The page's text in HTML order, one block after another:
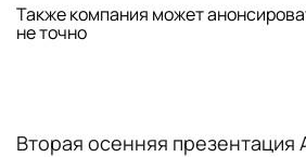
Также компания может
не точно
Вторая осенняя презентация